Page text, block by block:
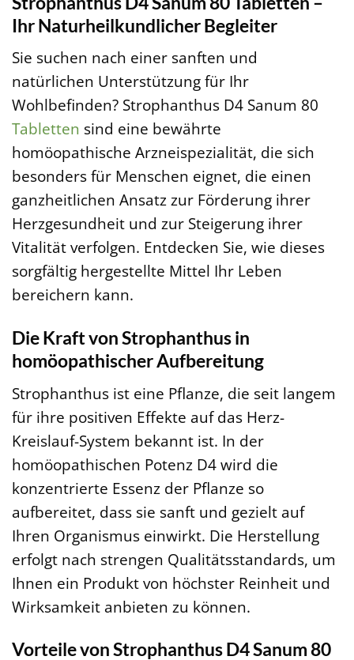
Ihr Naturheilkundlicher Begleiter
Sie suchen nach einer sanften und
natürlichen Unterstützung für Ihr
Wohlbefinden? Strophanthus D4 Sanum 80
Tabletten sind eine bewährte
homöopathische Arzneispezialität, die sich
besonders für Menschen eignet, die einen
ganzheitlichen Ansatz zur Förderung ihrer
Herzgesundheit und zur Steigerung ihrer
Vitalität verfolgen. Entdecken Sie, wie dieses
sorgfältig hergestellte Mittel Ihr Leben
bereichern kann.
Die Kraft von Strophanthus in
homöopathischer Aufbereitung
Strophanthus ist eine Pflanze, die seit langem
für ihre positiven Effekte auf das Herz-
Kreislauf-System bekannt ist. In der
homöopathischen Potenz D4 wird die
konzentrierte Essenz der Pflanze so
aufbereitet, dass sie sanft und gezielt auf
Ihren Organismus einwirkt. Die Herstellung
erfolgt nach strengen Qualitätsstandards, um
Ihnen ein Produkt von höchster Reinheit und
Wirksamkeit anbieten zu können.
Vorteile von Strophanthus D4 Sanum 80